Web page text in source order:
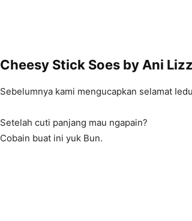
Cheesy Stick Soes by Ani
Sebelumnya kami mengucapkan selamat
Setelah cuti panjang mau ngapain?
Cobain buat ini yuk Bun.